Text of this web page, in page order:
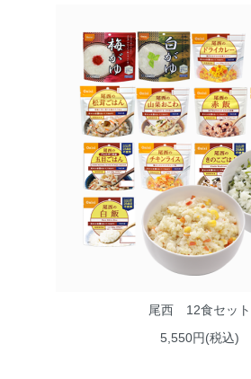
尾西 12食セット
5,550円(税込)